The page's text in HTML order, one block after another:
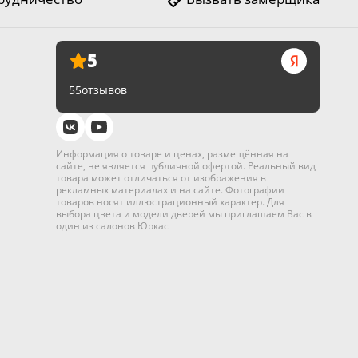
5
55отзывов
Информация о товаре и ценах, размещённая на
сайте, не является публичной офертой. Реальный вид
товара может отличаться от изображения в
рекламных материалах и на сайте. Фотографии
товаров носят иллюстрационный характер. Для
выбора цвета и модели дверей мы приглашаем Вас в
один из салонов Юркас